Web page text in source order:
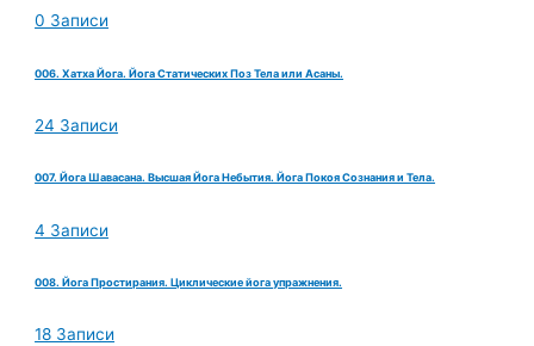
0 Записи
006. Хатха Йога. Йога Статических Поз Тела или Асаны.
24 Записи
007. Йога Шавасана. Высшая Йога Небытия. Йога Покоя Сознания и Тела.
4 Записи
008. Йога Простирания. Циклические йога упражнения.
18 Записи